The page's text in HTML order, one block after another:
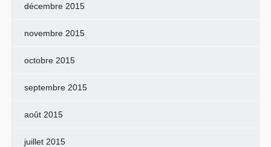
décembre 2015
novembre 2015
octobre 2015
septembre 2015
août 2015
juillet 2015